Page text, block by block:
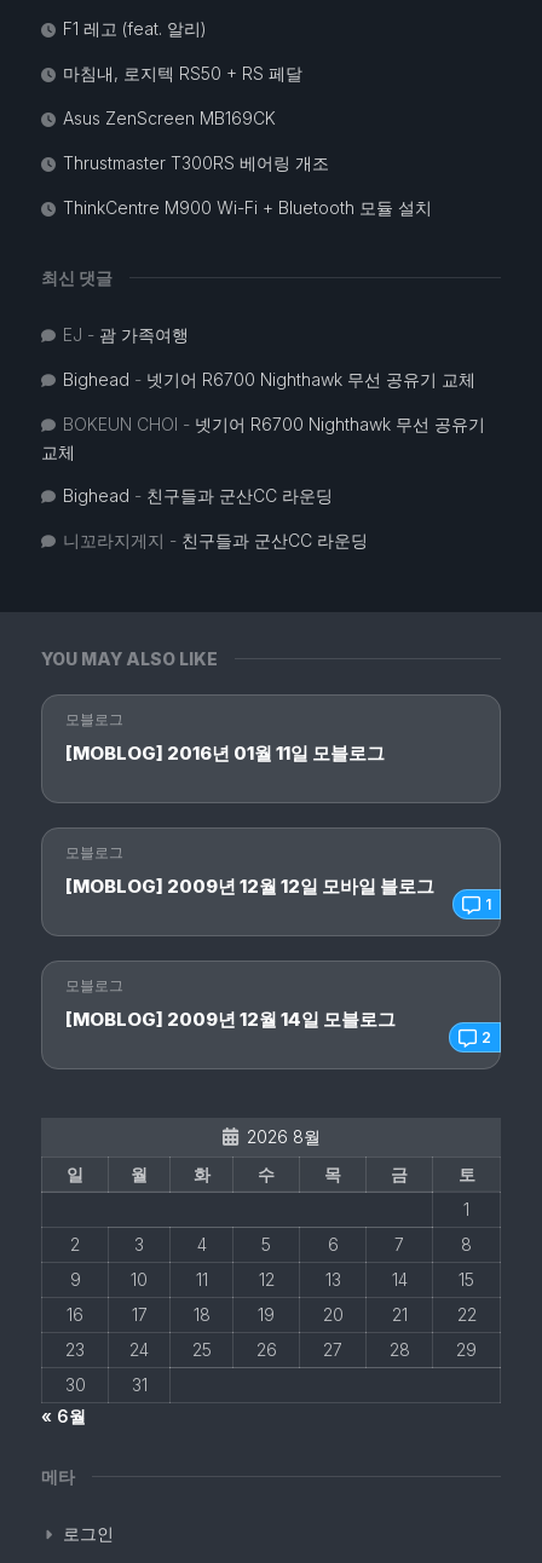
YOU MAY ALSO LIKE
모블로그
[MOBLOG] 2016년 01월 11일 모블로그
1
모블로그
[MOBLOG] 2009년 12월 12일 모바일 블로그
2
모블로그
[MOBLOG] 2009년 12월 14일 모블로그
2026 8월
일
월 화 수 목 금
토
1
2
3 4 5 6 7
8
9
10 11 12 13 14
15
16
17 18 19 20 21
22
23
24 25 26 27 28
29
30
31
« 6월
메타
로그인
F1 레고 (feat. 알리)
마침내, 로지텍 RS50 + RS 페달
Asus ZenScreen MB169CK
Thrustmaster T300RS 베어링 개조
ThinkCentre M900 Wi-Fi + Bluetooth 모듈 설치
최신 댓글
EJ - 괌 가족여행
Bighead - 넷기어 R6700 Nighthawk 무선 공유기 교체
BOKEUN CHOI - 넷기어 R6700 Nighthawk 무선 공유기
교체
Bighead - 친구들과 군산CC 라운딩
니꼬라지게지 - 친구들과 군산CC 라운딩